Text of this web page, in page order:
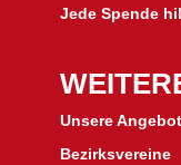
Jede Spende
Unsere
Bezirksvereine